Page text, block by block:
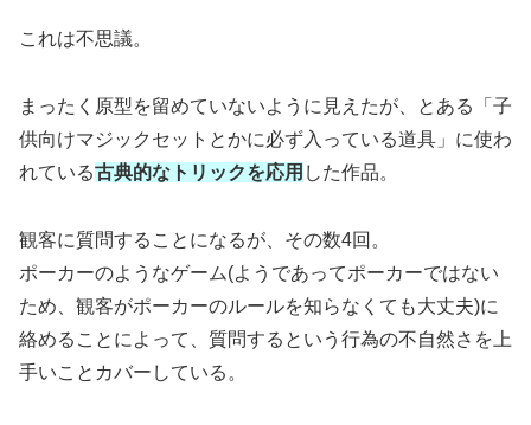
これは不思議。
まったく原型を留めていないように見えたが、とある「子
供向けマジックセットとかに必ず入っている道具」に使わ
れている古典的なトリックを応用 した作品。
観客に質問することになるが、その数4回。
ポーカーのようなゲーム(ようであってポーカーではない
ため、観客がポーカーのルールを知らなくても大丈夫)に
絡めることによって、質問するという行為の不自然さを上
手いことカバーしている。